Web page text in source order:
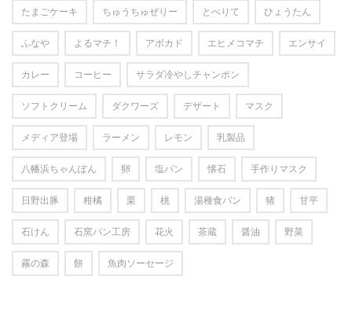
たまごケーキ ちゅうちゅぜりー とべりて ひょうたん
ふなや よるマチ！ アボカド エヒメコマチ エンサイ
カレー コーヒー サラダ冷やしチャンポン
ソフトクリーム ダクワーズ デザート マスク
メディア登場 ラーメン レモン 乳製品
八幡浜ちゃんぽん 卵 塩パン 懐石 手作りマスク
日野出豚 柑橘 栗 桃 湯種食パン 猪 甘平
石けん 石窯パン工房 花火 茶蔵 醤油 野菜
霧の森 餅 魚肉ソーセージ